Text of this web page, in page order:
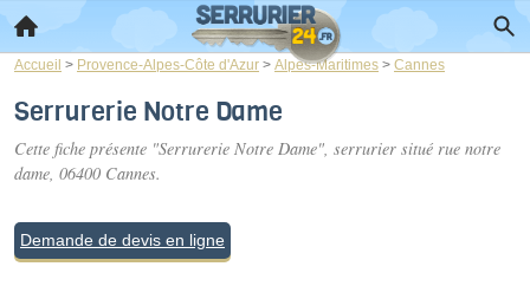
Accueil > Provence-Alpes-Côte d'Azur > Alpes-Maritimes > Cannes
Serrurerie Notre Dame
Cette fiche présente "Serrurerie Notre Dame", serrurier situé rue notre
dame, 06400 Cannes.
Demande de devis en ligne